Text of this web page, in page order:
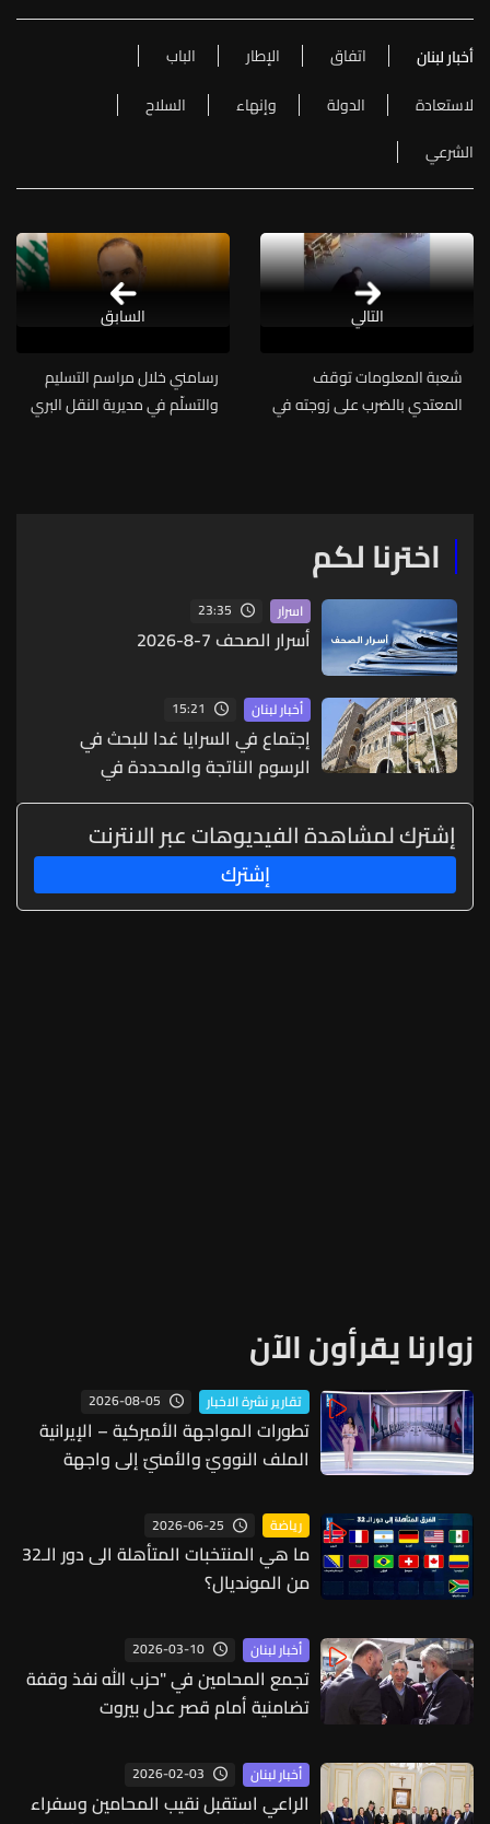
أخبار لبنان اتفاق الإطار
الباب
لاستعادة
الدولة وإنهاء
السلاح
الشرعي
التالي
شعبة المعلومات توقف
المعتدي بالضرب على زوجته في
رسامني خلال مراسم التسليم
والتسلّم في مديرية النقل البري
السابق
اخترنا لكم
اسرار 23:35
أسرار الصحف 7-8-2026
أخبار لبنان 15:21
إجتماع في السرايا غدا للبحث في
الرسوم الناتجة والمحددة في
المرسوم 3214
إشترك لمشاهدة الفيديوهات عبر الانترنت
إشترك
زوارنا يقرأون الآن
تقارير نشرة الاخبار 2026-08-05
تطورات المواجهة الأميركية – الإيرانية
الملف النوويّ والأمنيّ إلى واجهة
رياضة 2026-06-25
ما هي المنتخبات المتأهلة الى دور الـ32
من المونديال؟
أخبار لبنان 2026-03-10
تجمع المحامين في "حزب الله نفذ وقفة
تضامنية أمام قصر عدل بيروت
أخبار لبنان 2026-02-03
الراعي استقبل نقيب المحامين وسفراء